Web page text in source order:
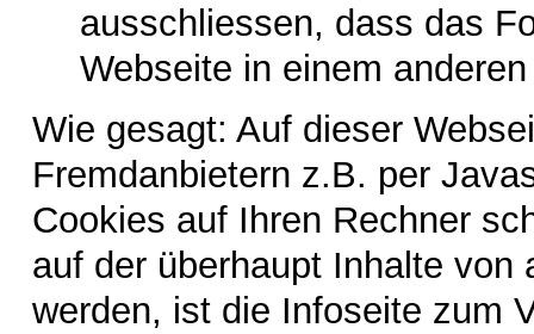
ausschliessen, dass das
Webseite in einem
Wie gesagt: Auf dieser
Fremdanbietern z.B. per
Cookies auf Ihren Rechner
auf der überhaupt Inhalte von
werden, ist die Infoseite zum